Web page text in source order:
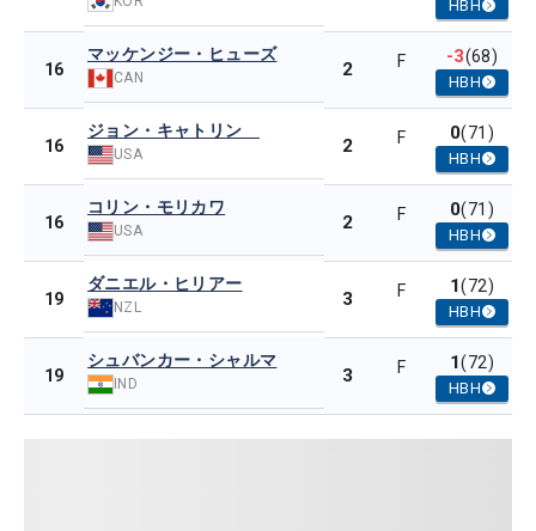
HBH
16
マッケンジー・ヒューズ
CAN 2 F -3(68)
HBH
16
ジョン・キャトリン
USA 2 F 0(71)
HBH
16
コリン・モリカワ
USA 2 F 0(71)
HBH
19
ダニエル・ヒリアー
NZL 3 F 1(72)
HBH
19
シュバンカー・シャルマ
IND 3 F 1(72)
HBH